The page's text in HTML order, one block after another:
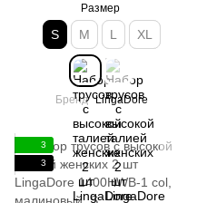
Размер
S M L XL
Бренд LingaDore
3
3